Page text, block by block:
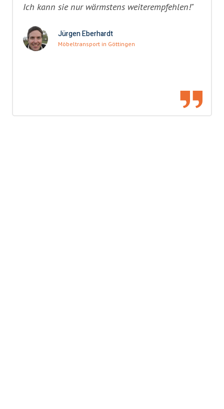
Ich kann sie nur wärmstens weiterempfehlen!"
Jürgen Eberhardt
Möbeltransport in Göttingen